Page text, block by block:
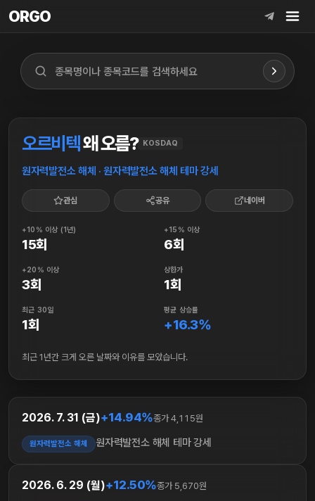
ORGO
ORGO
오르비텍왜 오름? KOSDAQ
원자력발전소 해체 · 원자력발전소 해체 테마 강세
관심 공유 네이버
+10% 이상 (1년)
15회
+15% 이상
6회
+20% 이상
3회
상한가
1회
최근 30일
1회
평균 상승률
+16.3%
최근 1년간 크게 오른 날짜와 이유를 모았습니다.
2026. 7. 31 (금)+14.94%종가 4,115원
원자력발전소 해체 원자력발전소 해체 테마 강세
2026. 6. 29 (월)+12.50%종가 5,670원